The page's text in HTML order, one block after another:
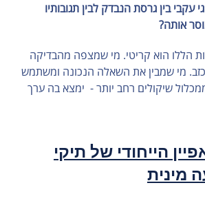
עקבי בין גרסת הנבדק לבין תגובותיו
אותה?
הללו הוא קריטי. מי שמצפה מהבדיקה
מי שמבין את השאלה הנכונה ומשתמש
שיקולים רחב יותר - ימצא בה ערך
הייחודי של תיקי
מינית